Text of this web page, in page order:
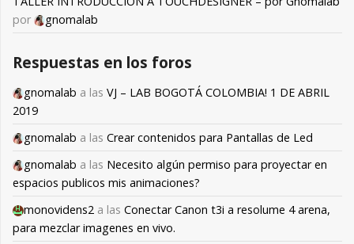
por
gnomalab
Respuestas en los foros
gnomalab a las VJ – LAB BOGOTÁ COLOMBIA! 1 DE ABRIL
2019
gnomalab a las Crear contenidos para Pantallas de Led
gnomalab a las Necesito algún permiso para proyectar en
espacios publicos mis animaciones?
monovidens2 a las Conectar Canon t3i a resolume 4 arena,
para mezclar imagenes en vivo.